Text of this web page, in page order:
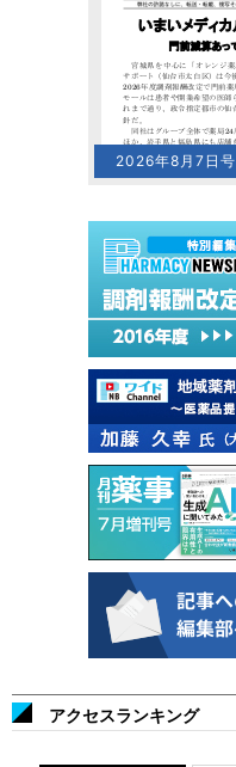
2026年8月7日号
アクセスランキング